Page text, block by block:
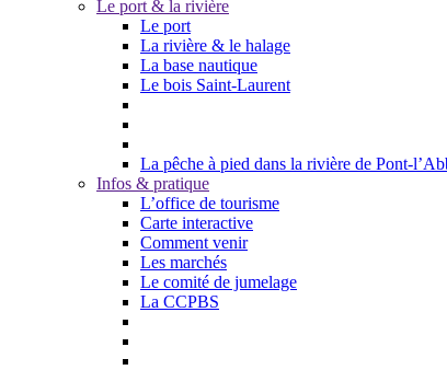
Le port & la rivière
Le port
La rivière & le halage
La base nautique
Le bois Saint-Laurent
La pêche à pied dans la rivière de Pont-
Infos & pratique
L’office de tourisme
Carte interactive
Comment venir
Les marchés
Le comité de jumelage
La CCPBS